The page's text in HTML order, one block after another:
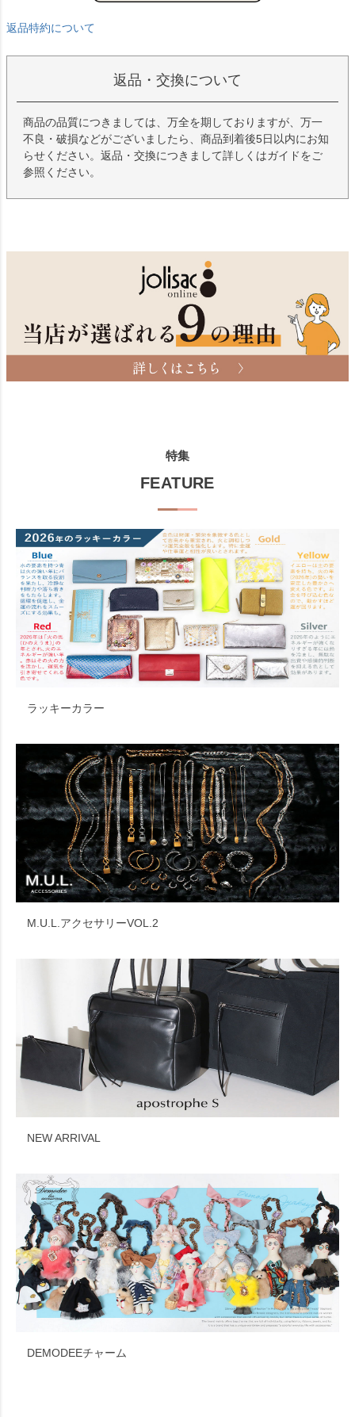
返品特約について
返品・交換について
商品の品質につきましては、万全を期しておりますが、万一
不良・破損などがございましたら、商品到着後5日以内にお知
らせください。返品・交換につきまして詳しくはガイドをご
参照ください。
特集
FEATURE
ラッキーカラー
M.U.L.アクセサリーVOL.2
NEW ARRIVAL
DEMODEEチャーム